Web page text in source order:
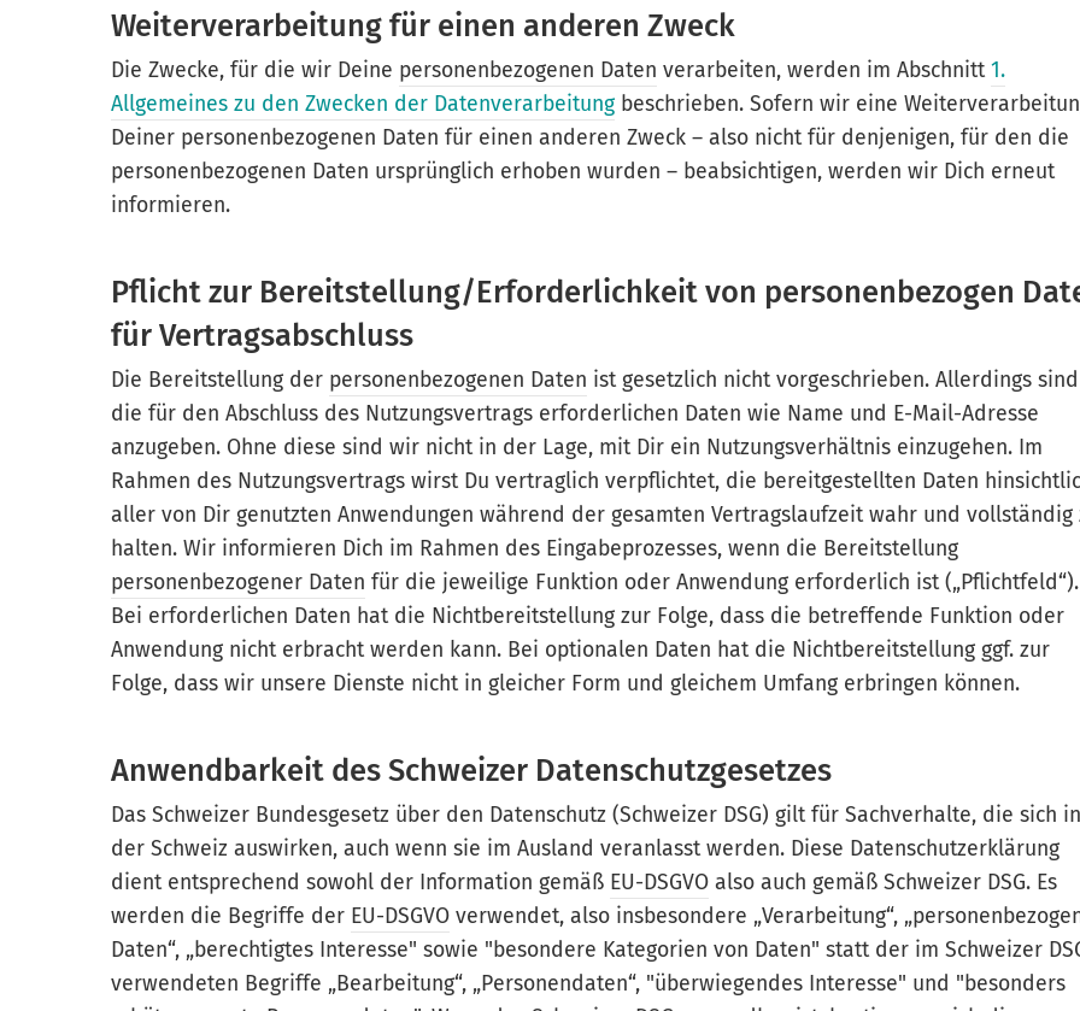
Weiterverarbeitung für einen anderen Zweck
Die Zwecke, für die wir Deine personenbezogenen Daten verarbeiten, werden im Abschnitt1.
Allgemeines zu den Zwecken der Datenverarbeitung beschrieben. Sofern wir eine
Deiner personenbezogenen Daten für einen anderen Zweck – also nicht für denjenigen, für den die
personenbezogenen Daten ursprünglich erhoben wurden – beabsichtigen, werden wir Dich erneut
informieren.
Pflicht zur Bereitstellung/Erforderlichkeit von personenbezogen
für Vertragsabschluss
Die Bereitstellung der personenbezogenen Daten ist gesetzlich nicht vorgeschrieben. Allerdings sind
die für den Abschluss des Nutzungsvertrags erforderlichen Daten wie Name und E-Mail-Adresse
anzugeben. Ohne diese sind wir nicht in der Lage, mit Dir ein Nutzungsverhältnis einzugehen. Im
Rahmen des Nutzungsvertrags wirst Du vertraglich verpflichtet, die bereitgestellten Daten
aller von Dir genutzten Anwendungen während der gesamten Vertragslaufzeit wahr und vollständig
halten. Wir informieren Dich im Rahmen des Eingabeprozesses, wenn die Bereitstellung
personenbezogener Daten für die jeweilige Funktion oder Anwendung erforderlich ist („Pflichtfeld“).
Bei erforderlichen Daten hat die Nichtbereitstellung zur Folge, dass die betreffende Funktion oder
Anwendung nicht erbracht werden kann. Bei optionalen Daten hat die Nichtbereitstellung ggf. zur
Folge, dass wir unsere Dienste nicht in gleicher Form und gleichem Umfang erbringen können.
Anwendbarkeit des Schweizer Datenschutzgesetzes
Das Schweizer Bundesgesetz über den Datenschutz (Schweizer DSG) gilt für Sachverhalte, die sich in
der Schweiz auswirken, auch wenn sie im Ausland veranlasst werden. Diese Datenschutzerklärung
dient entsprechend sowohl der Information gemäß EU-DSGVOalso auch gemäß Schweizer DSG. Es
werden die Begriffe der EU-DSGVOverwendet, also insbesondere „Verarbeitung“,
Daten“, „berechtigtes Interesse" sowie "besondere Kategorien von Daten" statt der im Schweizer
verwendeten Begriffe „Bearbeitung“, „Personendaten“, "überwiegendes Interesse" und "besonders